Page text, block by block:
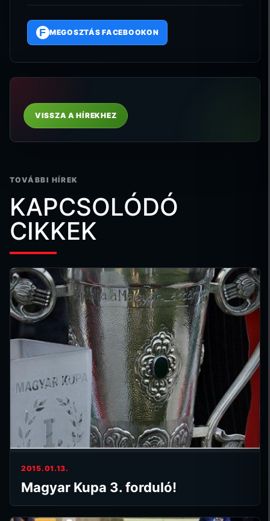
F MEGOSZTÁS FACEBOOKON
VISSZA A HÍREKHEZ
TOVÁBBI HÍREK
KAPCSOLÓDÓ
CIKKEK
2015.01.13.
Magyar Kupa 3. forduló!